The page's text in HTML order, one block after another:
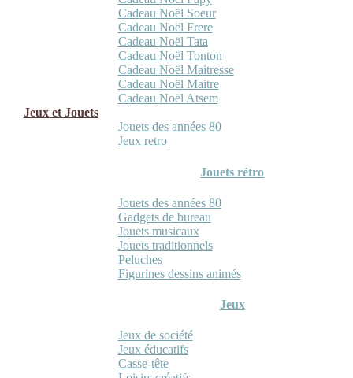
Cadeau Noël Soeur
Cadeau Noël Frere
Cadeau Noël Tata
Cadeau Noël Tonton
Cadeau Noël Maitresse
Cadeau Noël Maitre
Cadeau Noël Atsem
Jeux et Jouets
Jouets des années 80
Jeux retro
Jouets rétro
Jouets des années 80
Gadgets de bureau
Jouets musicaux
Jouets traditionnels
Peluches
Figurines dessins animés
Jeux
Jeux de société
Jeux éducatifs
Casse-tête